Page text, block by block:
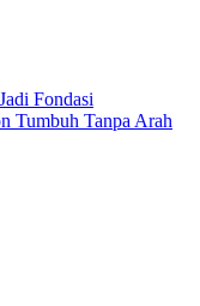
Fondasi
Tumbuh Tanpa Arah